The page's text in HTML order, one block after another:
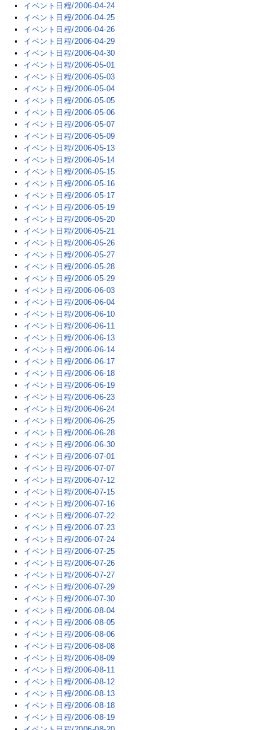
イベント日程/2006-04-24
イベント日程/2006-04-25
イベント日程/2006-04-26
イベント日程/2006-04-29
イベント日程/2006-04-30
イベント日程/2006-05-01
イベント日程/2006-05-03
イベント日程/2006-05-04
イベント日程/2006-05-05
イベント日程/2006-05-06
イベント日程/2006-05-07
イベント日程/2006-05-09
イベント日程/2006-05-13
イベント日程/2006-05-14
イベント日程/2006-05-15
イベント日程/2006-05-16
イベント日程/2006-05-17
イベント日程/2006-05-19
イベント日程/2006-05-20
イベント日程/2006-05-21
イベント日程/2006-05-26
イベント日程/2006-05-27
イベント日程/2006-05-28
イベント日程/2006-05-29
イベント日程/2006-06-03
イベント日程/2006-06-04
イベント日程/2006-06-10
イベント日程/2006-06-11
イベント日程/2006-06-13
イベント日程/2006-06-14
イベント日程/2006-06-17
イベント日程/2006-06-18
イベント日程/2006-06-19
イベント日程/2006-06-23
イベント日程/2006-06-24
イベント日程/2006-06-25
イベント日程/2006-06-28
イベント日程/2006-06-30
イベント日程/2006-07-01
イベント日程/2006-07-07
イベント日程/2006-07-12
イベント日程/2006-07-15
イベント日程/2006-07-16
イベント日程/2006-07-22
イベント日程/2006-07-23
イベント日程/2006-07-24
イベント日程/2006-07-25
イベント日程/2006-07-26
イベント日程/2006-07-27
イベント日程/2006-07-29
イベント日程/2006-07-30
イベント日程/2006-08-04
イベント日程/2006-08-05
イベント日程/2006-08-06
イベント日程/2006-08-08
イベント日程/2006-08-09
イベント日程/2006-08-11
イベント日程/2006-08-12
イベント日程/2006-08-13
イベント日程/2006-08-18
イベント日程/2006-08-19